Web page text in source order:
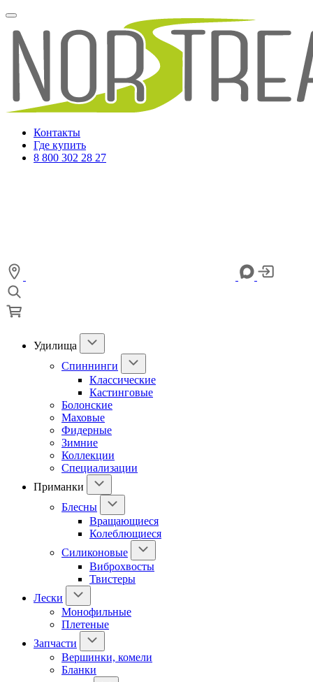
Контакты
Где купить
8 800 302 28 27
Удилища
Спиннинги
Классические
Кастинговые
Болонские
Маховые
Фидерные
Зимние
Коллекции
Специализации
Приманки
Блесны
Вращающиеся
Колеблющиеся
Силиконовые
Виброхвосты
Твистеры
Лески
Монофильные
Плетеные
Запчасти
Вершинки, комели
Бланки